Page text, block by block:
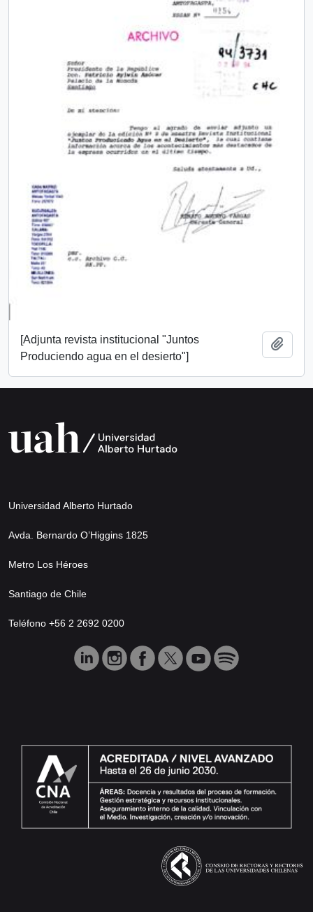
[Adjunta revista institucional "Juntos
Produciendo agua en el desierto"]
Universidad Alberto Hurtado
Avda. Bernardo O’Higgins 1825
Metro Los Héroes
Santiago de Chile
Teléfono +56 2 2692 0200